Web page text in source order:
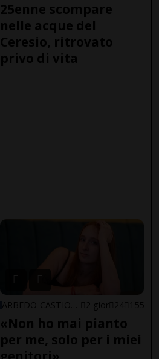
25enne scompare
nelle acque del
Ceresio, ritrovato
privo di vita
2 gior 24 155
«Non ho mai pianto
per me, solo per i miei